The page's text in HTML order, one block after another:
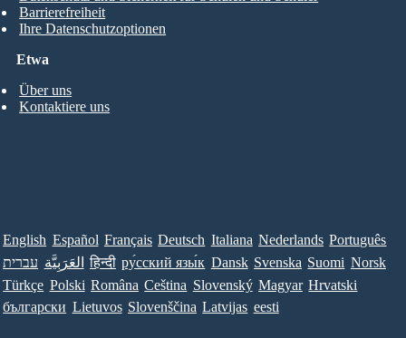
Etwa
Über uns
Kontaktiere uns
Barrierefreiheit
Ihre Datenschutzoptionen
English Español Français Deutsch Italiana Nederlands Português
עברית العَرَبِيَّة हिन्दी ру́сский язы́к Dansk Svenska Suomi Norsk
Türkçe Polski Româna Ceština Slovenský Magyar Hrvatski
български Lietuvos Slovenščina Latvijas eesti